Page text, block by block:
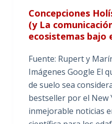
Concepciones
(y La
ecosistemas bajo
Fuente: Rupert y
Imágenes Google El
de suelo sea
bestseller por el New
inmejorable noticias